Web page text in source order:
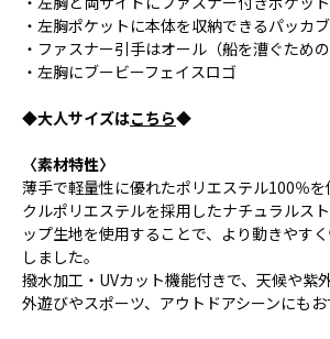
・左胸ポケットに本体を収納できるパッカ
・ファスナー引手はオール（船を漕ぐため
・左胸にブービーフェイスロゴ
◆大人サイズはこちら◆
〈素材特性〉
薄手で軽量性に優れたポリエステル100％
クルポリエステルを採用したナチュラルス
ップ生地を使用することで、より動きやす
しました。
撥水加工・UVカット機能付きで、天候や紫
外遊びやスポーツ、アウトドアシーンにもお